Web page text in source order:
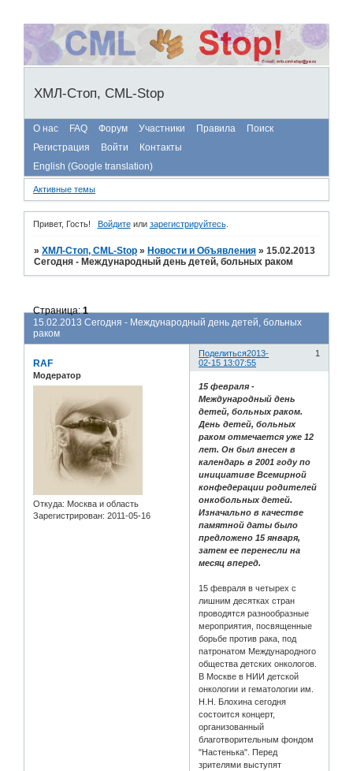
ХМЛ-Стоп, CML-Stop
О нас FAQ Форум Участники Правила
Поиск
Регистрация
Войти
Контакты
English (Google translation)
Активные темы
Привет, Гость! Войдитеили зарегистрируйтесь.
»ХМЛ-Стоп, CML-Stop » Новости и Объявления »15.02.2013
Сегодня - Международный день детей, больных раком
15.02.2013 Сегодня - Международный день детей, больных
раком
Страница:1
Поделиться 1
2013-
02-15 13:07:55
RAF
Модератор
Откуда: Москва и область
Зарегистрирован: 2011-05-16
15 февраля -
Международный день
детей, больных раком.
День детей, больных
раком отмечается уже 12
лет. Он был внесен в
календарь в 2001 году по
инициативе Всемирной
конфедерации родителей
онкобольных детей.
Изначально в качестве
памятной даты было
предложено 15 января,
затем ее перенесли на
месяц вперед.
15 февраля в четырех с
лишним десятках стран
проводятся разнообразные
мероприятия, посвященные
борьбе против рака, под
патронатом Международного
общества детских онкологов.
В Москве в НИИ детской
онкологии и гематологии им.
Н.Н. Блохина сегодня
состоится концерт,
организованный
благотворительным фондом
"Настенька". Перед
зрителями выступят